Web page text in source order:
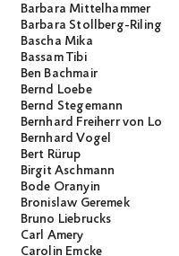
Barbara Mittelhammer
Barbara Stollberg-Rilinger
Bascha Mika
Bassam Tibi
Ben Bachmair
Bernd Loebe
Bernd Stegemann
Bernhard Freiherr von
Bernhard Vogel
Bert Rürup
Birgit Aschmann
Bode Oranyin
Bronislaw Geremek
Bruno Liebrucks
Carl Amery
Carolin Emcke